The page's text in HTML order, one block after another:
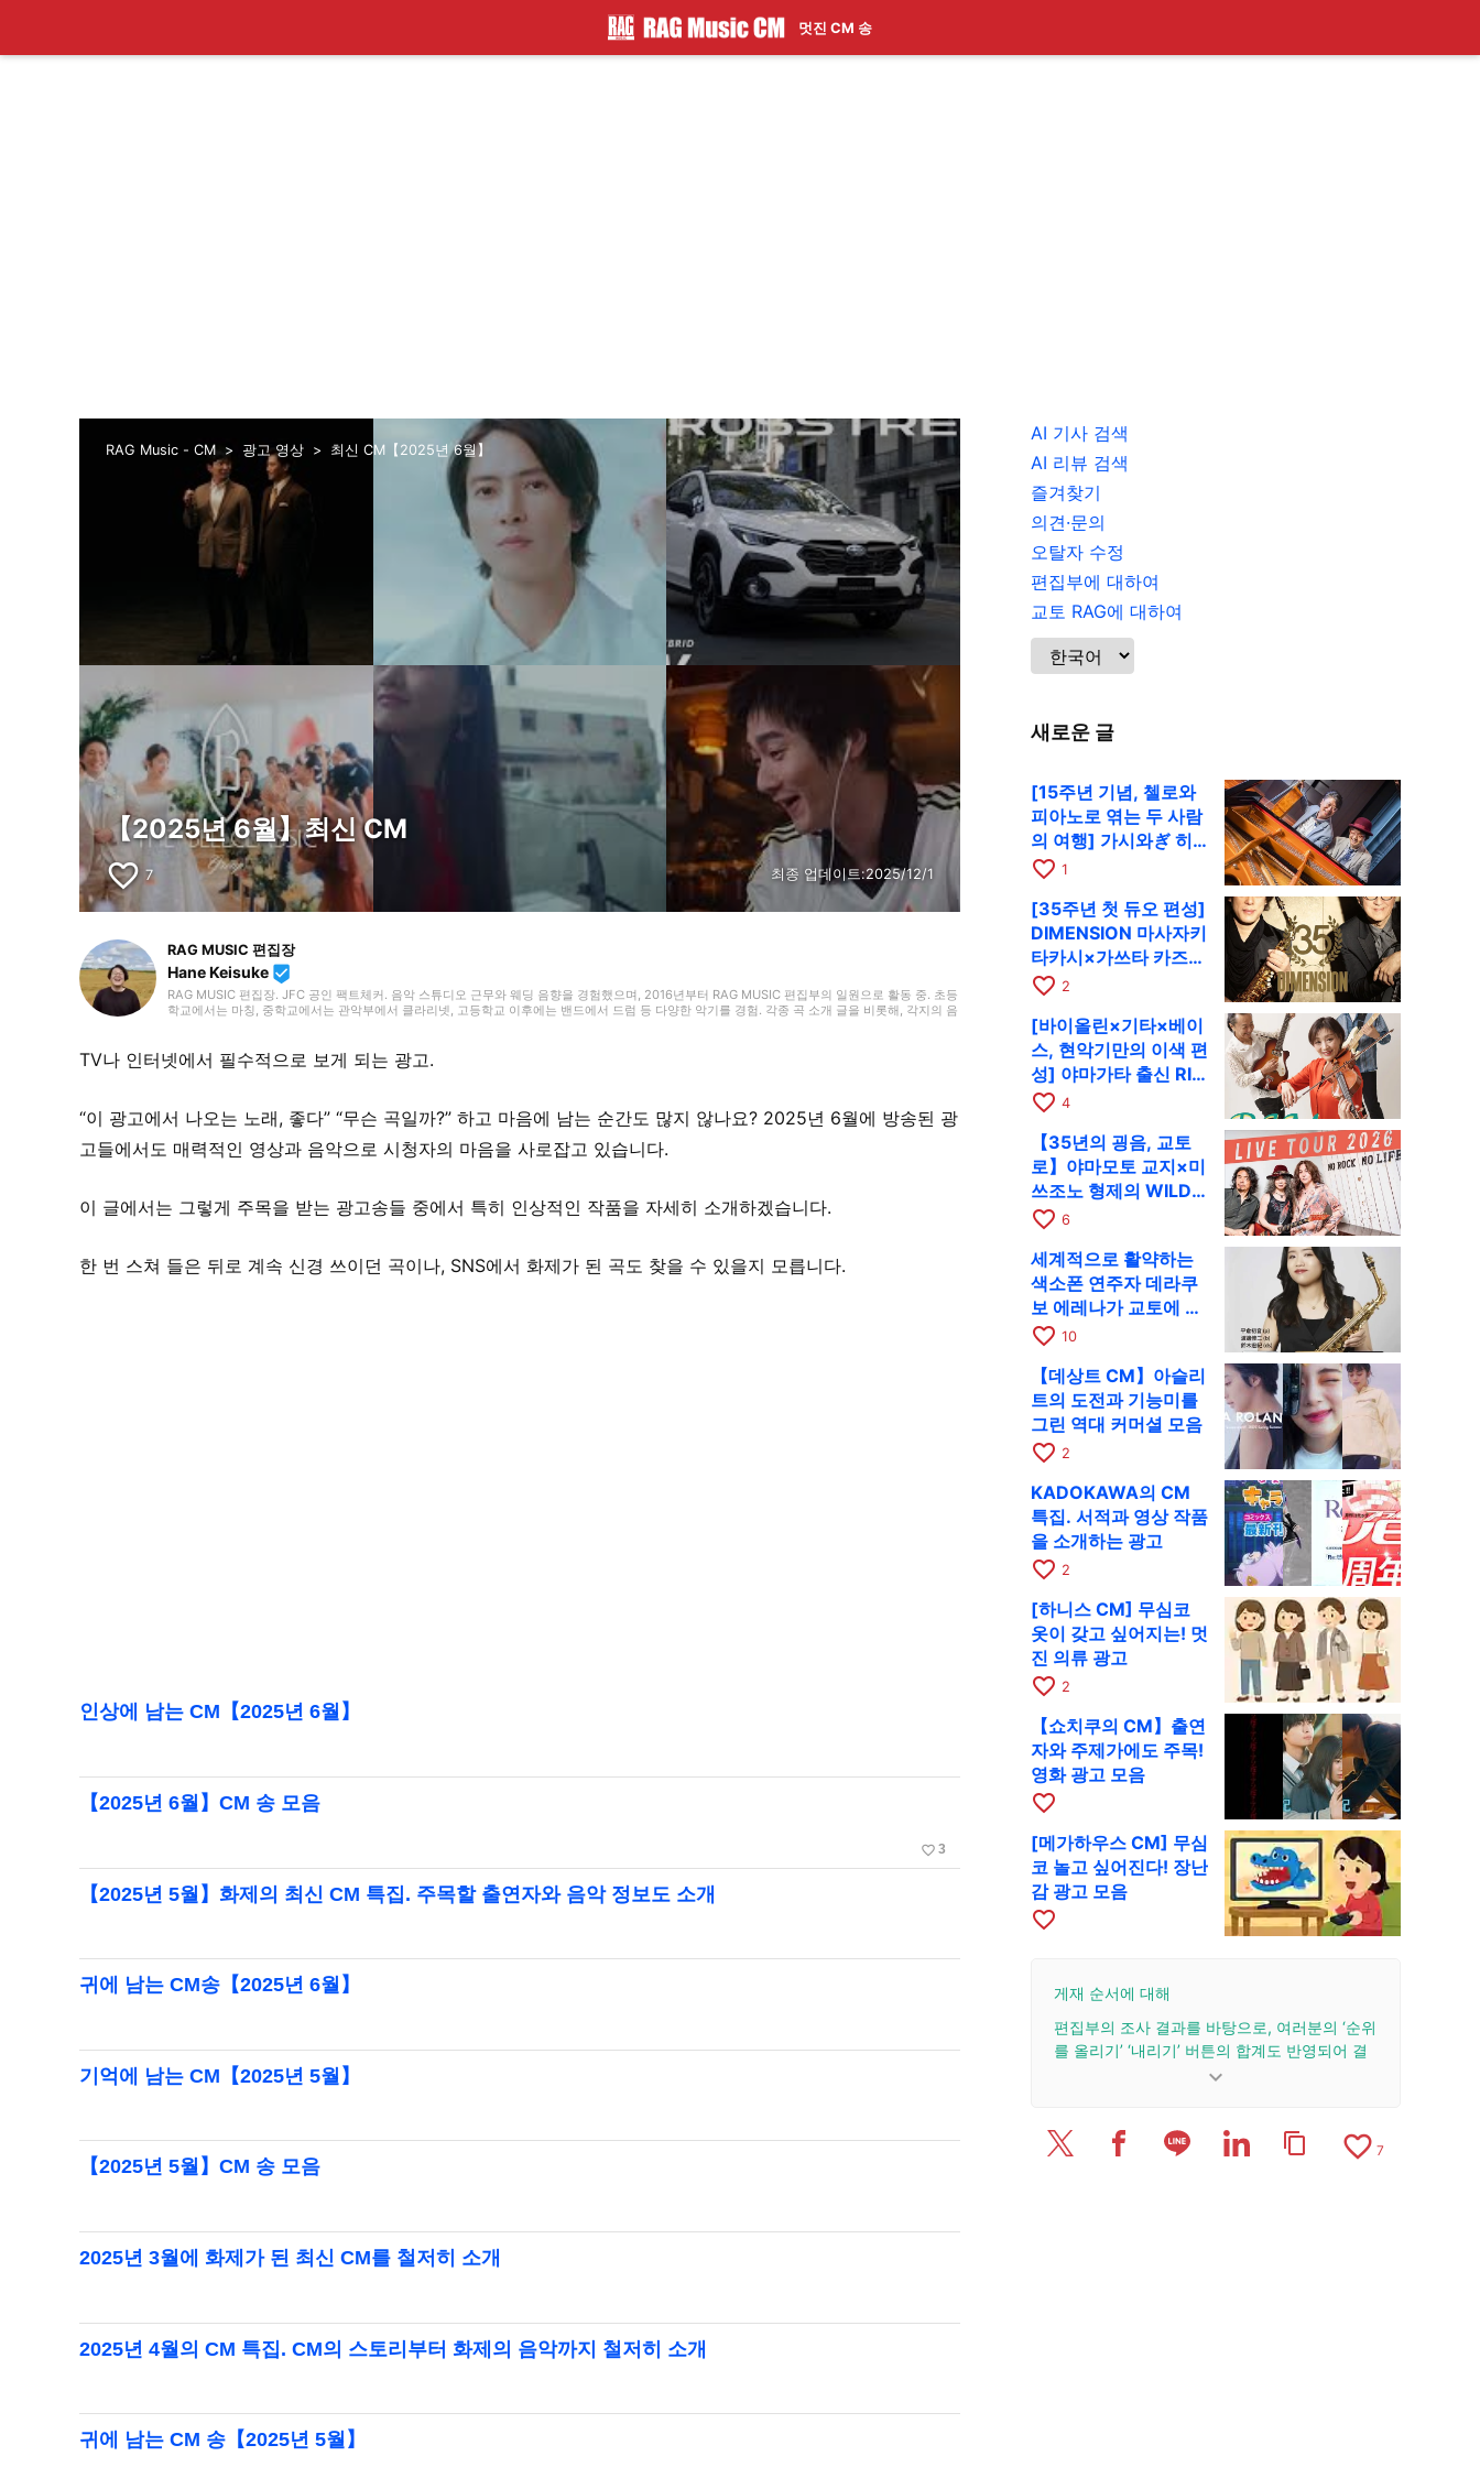
멋진 CM 송
RAG Music - CM 광고 영상 최신 CM【2025년 6월】
【2025년 6월】최신 CM
favorite_border 7 최종 업데이트:2025/12/1
RAG MUSIC 편집장
Hane Keisuke beenhere
RAG MUSIC 편집장. JFC 공인 팩트체커. 음악 스튜디오 근무와 웨딩 음향을 경험했으며, 2016년부터 RAG MUSIC 편집부의 일원으로 활동 중. 초등
학교에서는 마칭, 중학교에서는 관악부에서 클라리넷, 고등학교 이후에는 밴드에서 드럼 등 다양한 악기를 경험. 각종 곡 소개 글을 비롯해, 각지의 음
TV나 인터넷에서 필수적으로 보게 되는 광고.
“이 광고에서 나오는 노래, 좋다” “무슨 곡일까?” 하고 마음에 남는 순간도 많지 않나요? 2025년 6월에 방송된 광
고들에서도 매력적인 영상과 음악으로 시청자의 마음을 사로잡고 있습니다.
이 글에서는 그렇게 주목을 받는 광고송들 중에서 특히 인상적인 작품을 자세히 소개하겠습니다.
한 번 스쳐 들은 뒤로 계속 신경 쓰이던 곡이나, SNS에서 화제가 된 곡도 찾을 수 있을지 모릅니다.
인상에 남는 CM【2025년 6월】
【2025년 6월】CM 송 모음
favorite_border 3
【2025년 5월】화제의 최신 CM 특집. 주목할 출연자와 음악 정보도 소개
귀에 남는 CM송【2025년 6월】
기억에 남는 CM【2025년 5월】
【2025년 5월】CM 송 모음
2025년 3월에 화제가 된 최신 CM를 철저히 소개
2025년 4월의 CM 특집. CM의 스토리부터 화제의 음악까지 철저히 소개
귀에 남는 CM 송【2025년 5월】
AI 기사 검색
AI 리뷰 검색
즐겨찾기
의견·문의
오탈자 수정
편집부에 대하여
교토 RAG에 대하여
새로운 글
[15주년 기념, 첼로와
피아노로 엮는 두 사람
의 여행] 가시와ぎ 히
로키 & 미쓰다 겐이치
RAG로
favorite_border 1
[35주년 첫 듀오 편성]
DIMENSION 마사자키
타카시×가쓰타 카즈키
가 10월 11일 교토
favorite_border 2
[바이올린×기타×베이
스, 현악기만의 이색 편
성] 야마가타 출신 RIM
이 첫 전국 투어로 8월
favorite_border 4
【35년의 굉음, 교토
로】야마모토 교지×미
쓰조노 형제의 WILD
FLAG가 8월 6일 RAG
favorite_border 6
세계적으로 활약하는
색소폰 연주자 데라쿠
보 에레나가 교토에 온
다! 콰르텟 투어 교토
개최
favorite_border 10
【데상트 CM】아슬리
트의 도전과 기능미를
그린 역대 커머셜 모음
favorite_border 2
KADOKAWA의 CM
특집. 서적과 영상 작품
을 소개하는 광고
favorite_border 2
[하니스 CM] 무심코
옷이 갖고 싶어지는! 멋
진 의류 광고
favorite_border 2
【쇼치쿠의 CM】출연
자와 주제가에도 주목!
영화 광고 모음
favorite_border
[메가하우스 CM] 무심
코 놀고 싶어진다! 장난
감 광고 모음
favorite_border
게재 순서에 대해
편집부의 조사 결과를 바탕으로, 여러분의 ‘순위
를 올리기’ ‘내리기’ 버튼의 합계도 반영되어 결
2025/7/16: 기사를 공개했습니다.
keyboard_arrow_down
content_copy favorite_border 7